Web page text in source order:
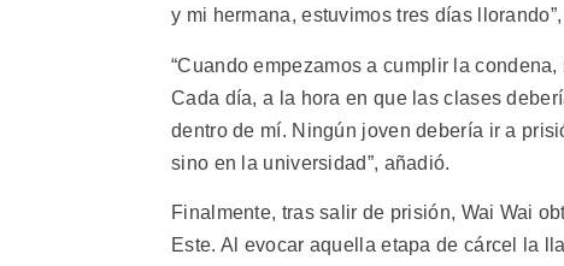
y mi hermana, estuvimos tres días
“Cuando empezamos a cumplir la
Cada día, a la hora en que las clases
dentro de mí. Ningún joven debería ir a
sino en la universidad”, añadió.
Finalmente, tras salir de prisión, Wai Wai
Este. Al evocar aquella etapa de cárcel la